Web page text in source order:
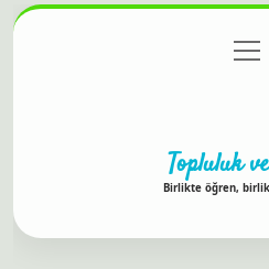
Gizlilik
aç
Topluluk
Birlikte öğren,